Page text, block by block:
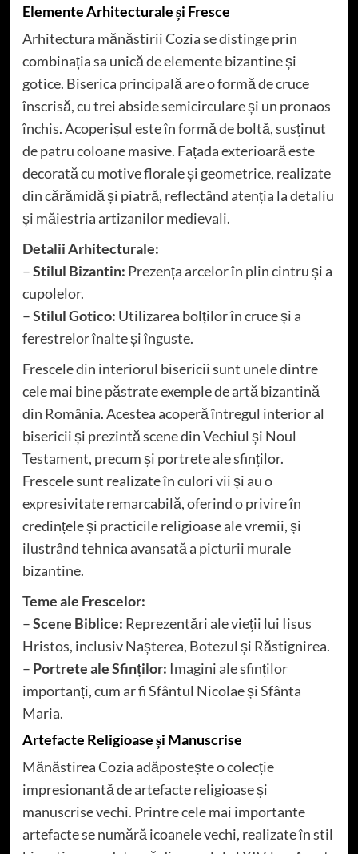
Elemente Arhitecturale și Fresce
Arhitectura mănăstirii Cozia se distinge prin
combinația sa unică de elemente bizantine și
gotice. Biserica principală are o formă de cruce
înscrisă, cu trei abside semicirculare și un pronaos
închis. Acoperișul este în formă de boltă, susținut
de patru coloane masive. Fațada exterioară este
decorată cu motive florale și geometrice, realizate
din cărămidă și piatră, reflectând atenția la detaliu
și măiestria artizanilor medievali.
Detalii Arhitecturale:
–Stilul Bizantin: Prezența arcelor în plin cintru și a
cupolelor.
–Stilul Gotico: Utilizarea bolților în cruce și a
ferestrelor înalte și înguste.
Frescele din interiorul bisericii sunt unele dintre
cele mai bine păstrate exemple de artă bizantină
din România. Acestea acoperă întregul interior al
bisericii și prezintă scene din Vechiul și Noul
Testament, precum și portrete ale sfinților.
Frescele sunt realizate în culori vii și au o
expresivitate remarcabilă, oferind o privire în
credințele și practicile religioase ale vremii, și
ilustrând tehnica avansată a picturii murale
bizantine.
Teme ale Frescelor:
–Scene Biblice: Reprezentări ale vieții lui Iisus
Hristos, inclusiv Nașterea, Botezul și Răstignirea.
– Portrete ale Sfinților: Imagini ale sfinților
importanți, cum ar fi Sfântul Nicolae și Sfânta
Maria.
Artefacte Religioase și Manuscrise
Mănăstirea Cozia adăpostește o colecție
impresionantă de artefacte religioase și
manuscrise vechi. Printre cele mai importante
artefacte se numără icoanele vechi, realizate în stil